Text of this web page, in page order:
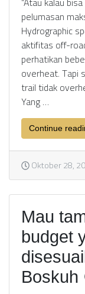
pelumasan
Hydrographic
aktifitas off-
perhatikan
overheat. Tapi
trail tidak
Yang …
Continue
Oktober 28,
Mau
budget
Boskuh